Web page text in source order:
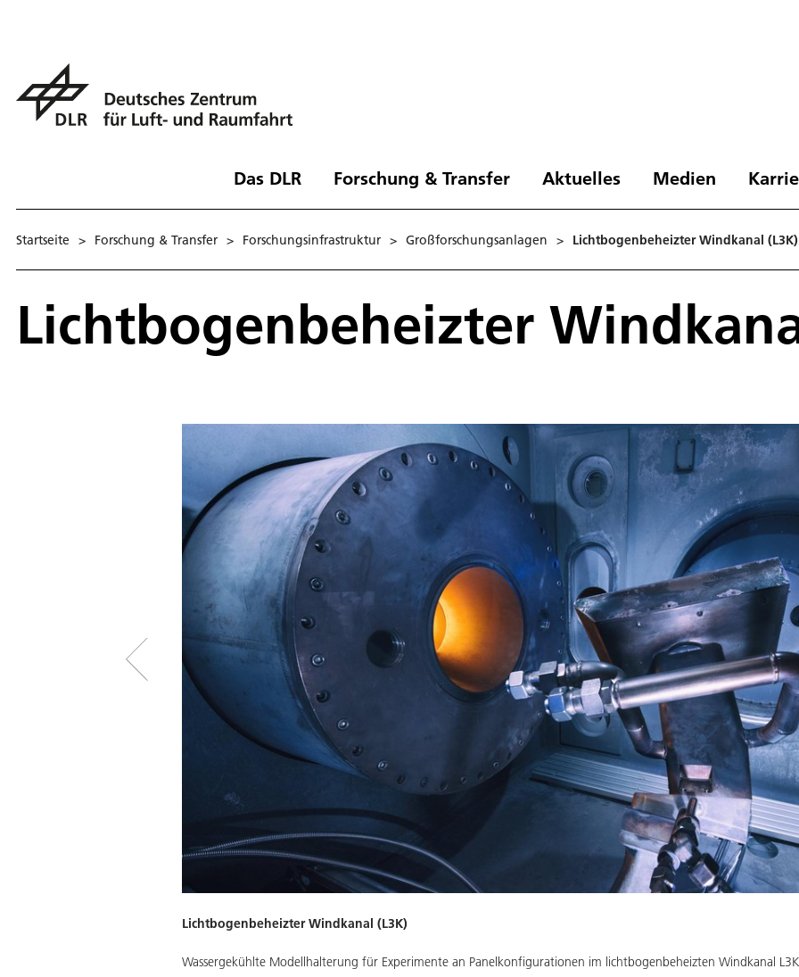
Das DLR Forschung & Transfer Aktuelles Medien
Startseite > Forschung & Transfer > Forschungsinfrastruktur > Großforschungsanlagen > Lichtbogenbeheizter Windkanal (L3K)
Lichtbogenbeheizter
Lichtbogenbeheizter Windkanal (L3K)
Wassergekühlte Modellhalterung für Experimente an Panelkonfigurationen im lichtbogenbeheizten Windkanal L3K